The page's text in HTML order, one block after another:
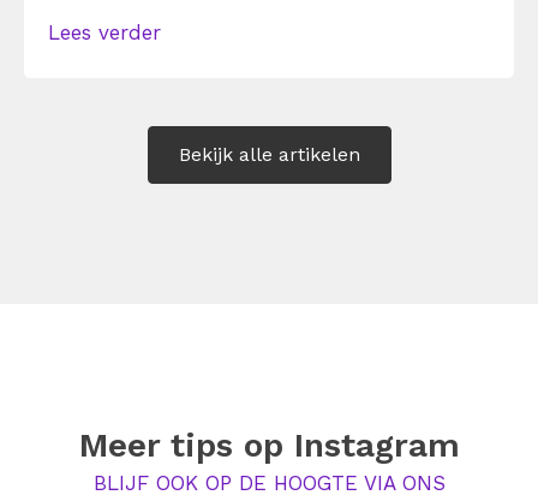
de gemiddelde kantoortuin heb je
zijn dan misschien de vuile vaat en
aandachtvragende kat potentiële afleiders.
Lees verder
Bekijk alle artikelen
Meer tips op Instagram
BLIJF OOK OP DE HOOGTE VIA ONS